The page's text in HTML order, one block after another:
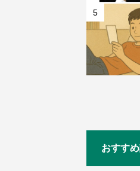
5
おすす